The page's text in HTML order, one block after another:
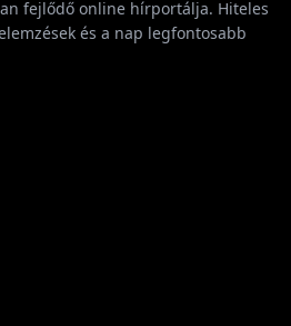
fejlődő online hírportálja. Hiteles
és a nap legfontosabb